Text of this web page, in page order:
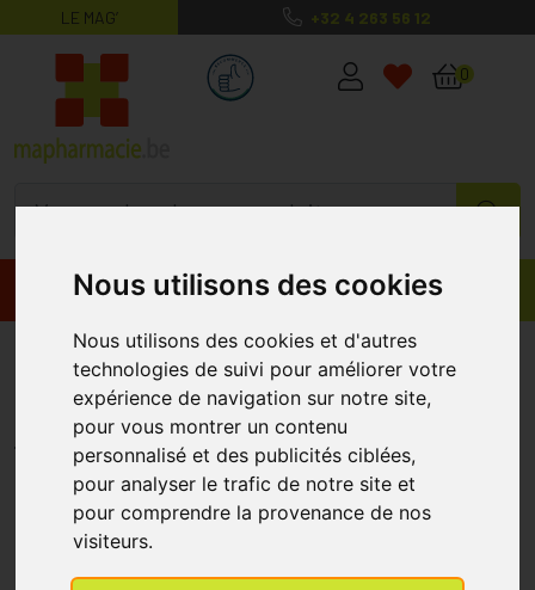
Nous utilisons des cookies
Nous utilisons des cookies et d'autres
technologies de suivi pour améliorer votre
expérience de navigation sur notre site,
pour vous montrer un contenu
personnalisé et des publicités ciblées,
pour analyser le trafic de notre site et
pour comprendre la provenance de nos
visiteurs.
LE MAG’ +32 4 263 56 12
MaPharmacie.be ma santé, mes
0
Promos Produits
Eye Care Vernis Perfeye
Caretion Tosca 5ml
EYE CARE